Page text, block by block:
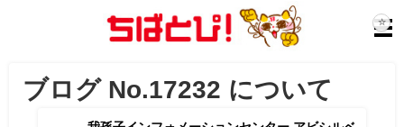
ブログ No.17232 について